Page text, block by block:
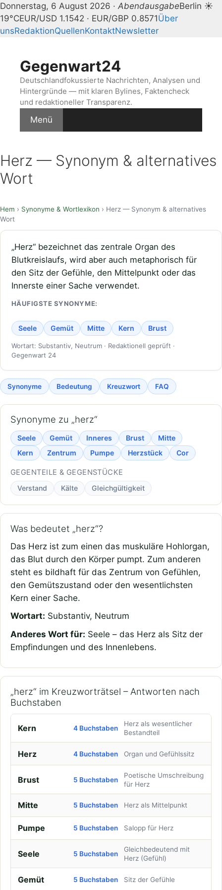
Donnerstag, 6 August 2026 · AbendausgabeBerlin ☀
19°CEUR/USD 1.1542 · EUR/GBP 0.8571Über
unsRedaktionQuellenKontaktNewsletter
springenGegenwart24
Deutschlandfokussierte Nachrichten, Analysen und
Hintergründe — mit klaren Bylines, Faktencheck
und redaktioneller Transparenz.
Menü
Herz — Synonym & alternatives
Wort
Hem › Synonyme & Wortlexikon › Herz — Synonym & alternatives
Wort
„Herz“ bezeichnet das zentrale Organ des
Blutkreislaufs, wird aber auch metaphorisch für
den Sitz der Gefühle, den Mittelpunkt oder das
Innerste einer Sache verwendet.
HÄUFIGSTE SYNONYME:
Seele Gemüt Mitte Kern Brust
Wortart: Substantiv, Neutrum · Redaktionell geprüft ·
Gegenwart 24
Synonyme Bedeutung Kreuzwort FAQ
Synonyme zu „herz“
Seele Gemüt Inneres Brust
Mitte
Kern
Zentrum Pumpe Herzstück Cor
GEGENTEILE & GEGENSTÜCKE
Verstand Kälte Gleichgültigkeit
Was bedeutet „herz“?
Das Herz ist zum einen das muskuläre Hohlorgan,
das Blut durch den Körper pumpt. Zum anderen
steht es bildhaft für das Zentrum von Gefühlen,
den Gemütszustand oder den wesentlichsten
Kern einer Sache.
Wortart: Substantiv, Neutrum
Anderes Wort für: Seele – das Herz als Sitz der
Empfindungen und des Innenlebens.
„herz“ im Kreuzworträtsel – Antworten nach
Buchstaben
Kern 4 Buchstaben
Herz als wesentlicher
Bestandteil
Herz 4 Buchstaben Organ und Gefühlssitz
Brust 5 Buchstaben
Poetische Umschreibung
für Herz
Mitte 5 Buchstaben Herz als Mittelpunkt
Pumpe 5 Buchstaben Salopp für Herz
Seele 5 Buchstaben
Gleichbedeutend mit
Herz (Gefühl)
Gemüt 5 Buchstaben Sitz der Gefühle